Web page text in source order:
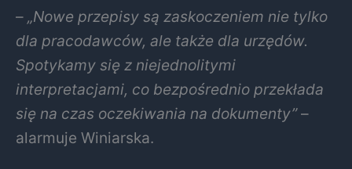
– „Nowe przepisy są zaskoczeniem nie tylko
dla pracodawców, ale także dla urzędów.
Spotykamy się z niejednolitymi
interpretacjami, co bezpośrednio przekłada
się na czas oczekiwania na dokumenty”–
alarmuje Winiarska.